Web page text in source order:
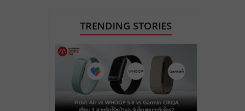
TRENDING STORIES